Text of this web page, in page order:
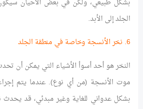
الجلد إلى الأبد.
6. نخر الأنسجة وخاصة في منطقة الجلد
النخر هو أحد أسوأ الأشياء التي يمكن أن
موت الأنسجة (من أي نوع). عندما يتم
بشكل عدواني للغاية وغير مبدئي، قد يحدث